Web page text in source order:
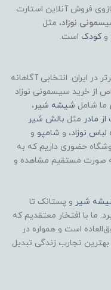
فروش آنلاین استارت
نوزاد، مثل
وکودک است.
در ایران. انتخابی آگاهانه
از خرید سیسمونی نوزاد
ما شامل شیشه شیر،
مادر مثل بالش شیر
نوزاد، و شامپو و
حضوری داریم که به
صورت مستقیم مشاهده و
شیر و پستانک تا
ما با افتخار معتقدیم که
است و همواره در
تجارب زندگی تبدیل